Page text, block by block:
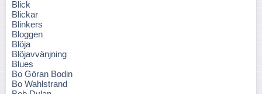
Blick
Blickar
Blinkers
Bloggen
Blöja
Blöjavvänjning
Blues
Bo Göran Bodin
Bo Wahlstrand